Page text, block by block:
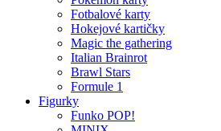
Fotbalové karty
Hokejové kartičky
Magic the gathering
Italian Brainrot
Brawl Stars
Formule 1
Figurky
Funko POP!